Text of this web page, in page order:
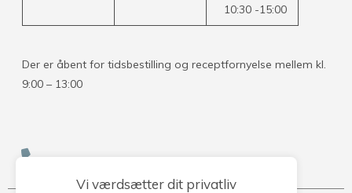
10:30 -15:00
Der er åbent for tidsbestilling og receptfornyelse mellem kl.
9:00 – 13:00
Vi værdsætter dit privatliv